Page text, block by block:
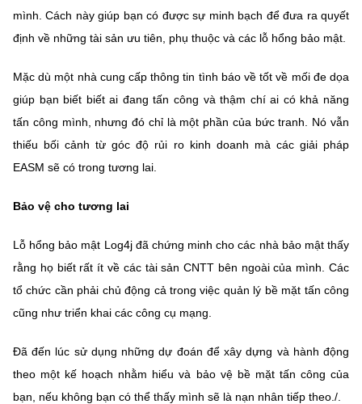
mình. Cách này giúp bạn có được sự minh bạch để đưa ra quyết
định về những tài sản ưu tiên, phụ thuộc và các lỗ hổng bảo mật.
Mặc dù một nhà cung cấp thông tin tình báo về tốt về mối đe dọa
giúp bạn biết biết ai đang tấn công và thậm chí ai có khả năng
tấn công mình, nhưng đó chỉ là một phần của bức tranh. Nó vẫn
thiếu bối cảnh từ góc độ rủi ro kinh doanh mà các giải pháp
EASM sẽ có trong tương lai.
Bảo vệ cho tương lai
Lỗ hổng bảo mật Log4j đã chứng minh cho các nhà bảo mật thấy
rằng họ biết rất ít về các tài sản CNTT bên ngoài của mình. Các
tổ chức cần phải chủ động cả trong việc quản lý bề mặt tấn công
cũng như triển khai các công cụ mạng.
Đã đến lúc sử dụng những dự đoán để xây dựng và hành động
theo một kế hoạch nhằm hiểu và bảo vệ bề mặt tấn công của
bạn, nếu không bạn có thể thấy mình sẽ là nạn nhân tiếp theo./.